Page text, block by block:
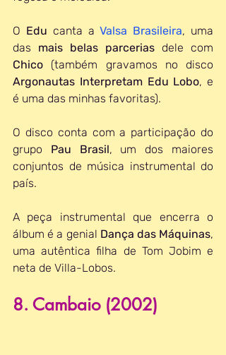
O Edu canta a Valsa Brasileira, uma
das mais belas parcerias
Chico
Argonautas Interpretam Edu Lobo, e
é uma das minhas favoritas).
O disco conta com a participação do
grupo Pau Brasil, um dos maiores
conjuntos de música instrumental do
país.
A peça instrumental que encerra o
álbum é a genial Dança das Máquinas,
uma autêntica filha de Tom Jobim e
neta de Villa-Lobos.
8. Cambaio (2002)